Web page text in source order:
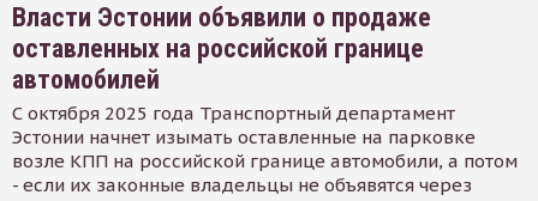
Власти Эстонии объявили о продаже
оставленных на российской границе
автомобилей
С октября 2025 года Транспортный департамент
Эстонии начнет изымать оставленные на парковке
возле КПП на российской границе автомобили, а потом
- если их законные владельцы не объявятся через